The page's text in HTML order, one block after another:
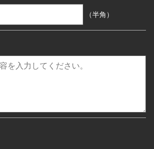
（半角）